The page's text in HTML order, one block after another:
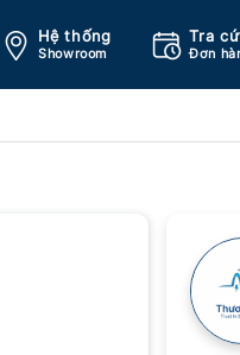
Hệ thống
Showroom
Tra
Đơn